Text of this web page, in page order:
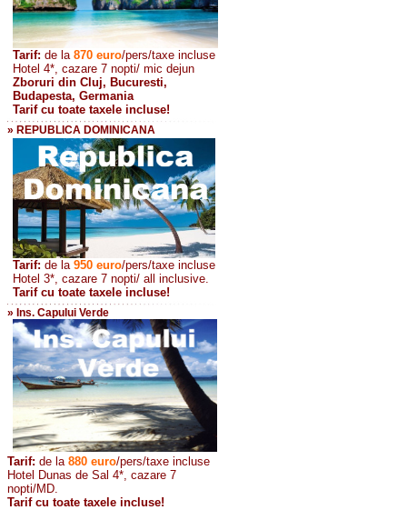
Tarif: de la 870 euro/pers/taxe incluse
Hotel 4*, cazare 7 nopti/ mic dejun
Zboruri din Cluj, Bucuresti,
Budapesta, Germania
Tarif cu toate taxele incluse!
» REPUBLICA DOMINICANA
Tarif: de la 950 euro/pers/taxe incluse
Hotel 3*, cazare 7 nopti/ all inclusive.
Tarif cu toate taxele incluse!
» Ins. Capului Verde
Tarif: de la 880 euro/pers/taxe incluse
Hotel Dunas de Sal 4*, cazare 7
nopti/MD.
Tarif cu toate taxele incluse!